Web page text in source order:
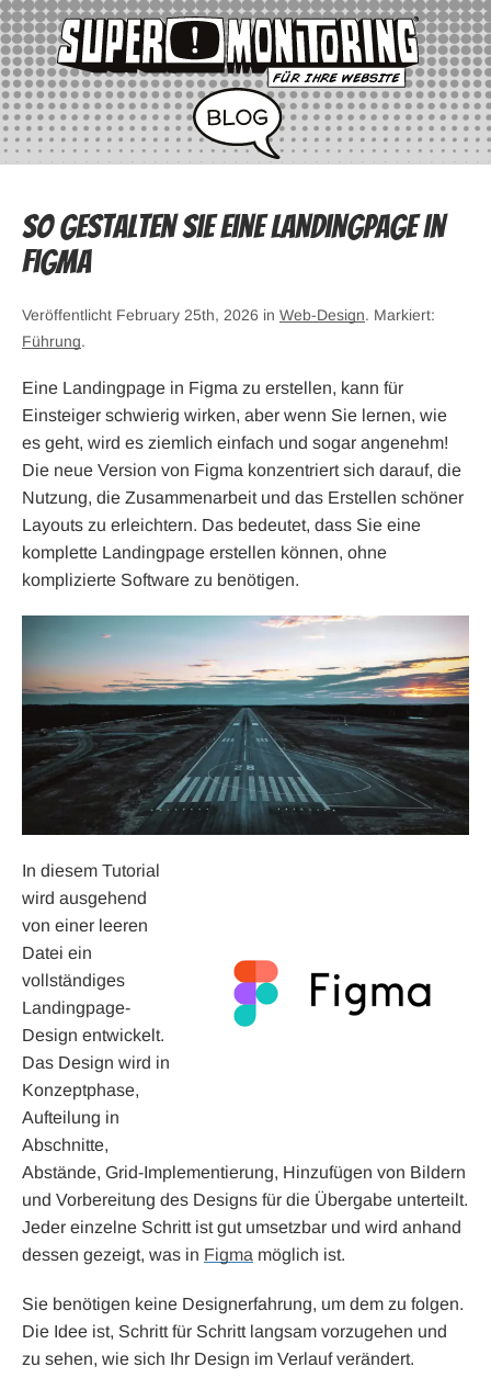
So gestalten Sie eine Landingpage in
Figma
Veröffentlicht February 25th, 2026 in Web-Design. Markiert:
Führung.
Eine Landingpage in Figma zu erstellen, kann für
Einsteiger schwierig wirken, aber wenn Sie lernen, wie
es geht, wird es ziemlich einfach und sogar angenehm!
Die neue Version von Figma konzentriert sich darauf, die
Nutzung, die Zusammenarbeit und das Erstellen schöner
Layouts zu erleichtern. Das bedeutet, dass Sie eine
komplette Landingpage erstellen können, ohne
komplizierte Software zu benötigen.
In diesem Tutorial
wird ausgehend
von einer leeren
Datei ein
vollständiges
Landingpage-
Design entwickelt.
Das Design wird in
Konzeptphase,
Aufteilung in
Abschnitte,
Abstände, Grid-Implementierung, Hinzufügen von Bildern
und Vorbereitung des Designs für die Übergabe unterteilt.
Jeder einzelne Schritt ist gut umsetzbar und wird anhand
dessen gezeigt, was in Figma möglich ist.
Sie benötigen keine Designerfahrung, um dem zu folgen.
Die Idee ist, Schritt für Schritt langsam vorzugehen und
zu sehen, wie sich Ihr Design im Verlauf verändert.